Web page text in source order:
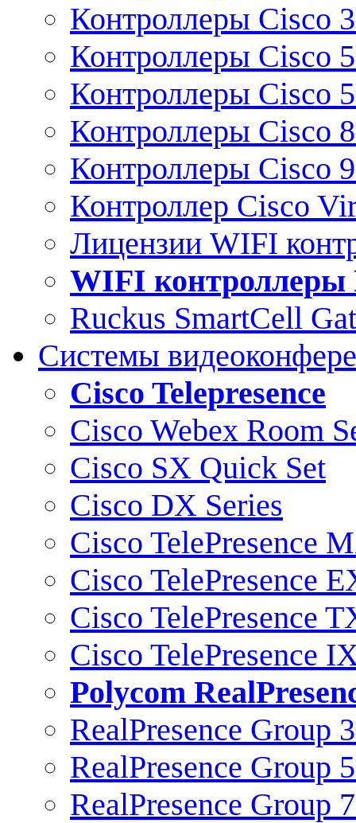
Контроллеры Cisco
Контроллеры Cisco
Контроллеры Cisco
Контроллеры Cisco
Контроллеры Cisco
Контроллер Cisco
Лицензии WIFI
WIFI контроллеры
Ruckus SmartCell
Системы
Cisco Telepresence
Cisco Webex Room
Cisco SX Quick Set
Cisco DX Series
Cisco TelePresence
Cisco TelePresence
Cisco TelePresence
Cisco TelePresence
Polycom
RealPresence Group
RealPresence Group
RealPresence Group